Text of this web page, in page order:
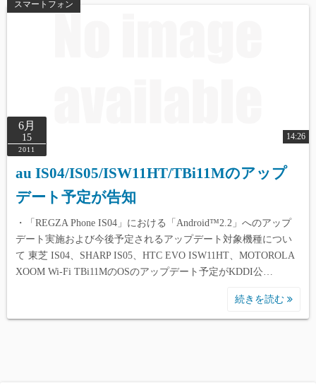
スマートフォン
6月
15
2011
14:26
au IS04/IS05/ISW11HT/TBi11Mのアップ
デート予定が告知
・「REGZA Phone IS04」における「Android™2.2」へのアップ
デート実施および今後予定されるアップデート対象機種につい
て 東芝 IS04、SHARP IS05、HTC EVO ISW11HT、MOTOROLA
XOOM Wi-Fi TBi11MのOSのアップデート予定がKDDI公…
続きを読む